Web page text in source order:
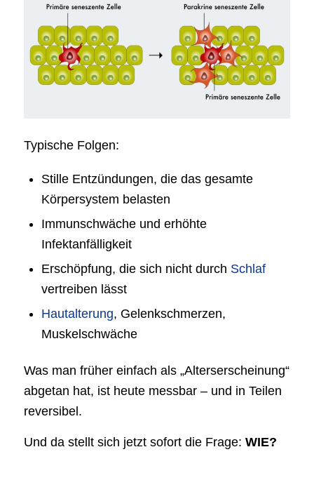
Typische Folgen:
Stille Entzündungen, die das gesamte
Körpersystem belasten
Immunschwäche und erhöhte
Infektanfälligkeit
Erschöpfung, die sich nicht durch Schlaf
vertreiben lässt
Hautalterung, Gelenkschmerzen,
Muskelschwäche
Was man früher einfach als „Alterserscheinung“
abgetan hat, ist heute messbar – und in Teilen
reversibel.
Und da stellt sich jetzt sofort die Frage: WIE?